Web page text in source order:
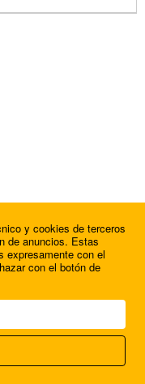
y cookies de terceros
de anuncios. Estas
expresamente con el
con el botón de